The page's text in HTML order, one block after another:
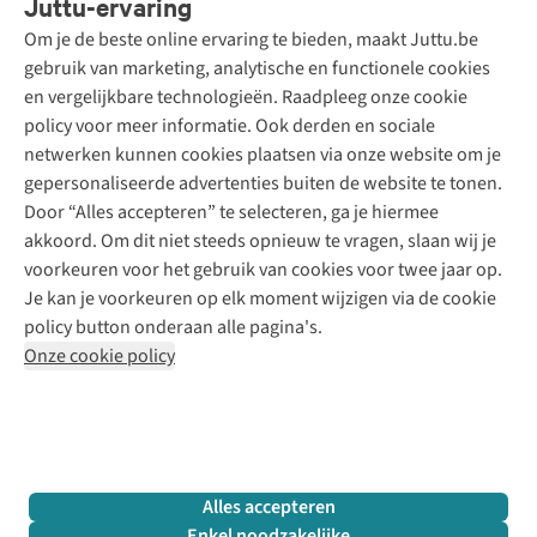
Om je de beste online ervaring te bieden, maakt Juttu.be
gebruik van marketing, analytische en functionele cookies
en vergelijkbare technologieën. Raadpleeg onze cookie
policy voor meer informatie. Ook derden en sociale
netwerken kunnen cookies plaatsen via onze website om je
gepersonaliseerde advertenties buiten de website te tonen.
Door “Alles accepteren” te selecteren, ga je hiermee
akkoord. Om dit niet steeds opnieuw te vragen, slaan wij je
voorkeuren voor het gebruik van cookies voor twee jaar op.
Je kan je voorkeuren op elk moment wijzigen via de cookie
policy button onderaan alle pagina's.
Onze cookie policy
Alles accepteren
Betalen
10% studentenkorting
Klarna - achteraf betalen
Levering
Retourneren
Bestelling herroepen
Garantie
Contact
Tweedehands - ReJUsed
Kledingatelier
Personal shopping
Textielbox
Events / workshops
Juttu
Over ons
Juttu Friends
Inspiratie
Werken bij Juttu
Onze winkels
De wereld van Juttu
Verantwoord ondernemen
Toegankelijkheidsverklaring
Merken
Nathalie Vleeschouwer
Selected dames
HKLiving
Dickies
Sessùn
Strom
O My Bag
Revolution
Meld je aan voor de nieuwsbrief
Follow us
+32 (0)3 828 30 15 team@juttu.be
BTW BE 0416.762.280